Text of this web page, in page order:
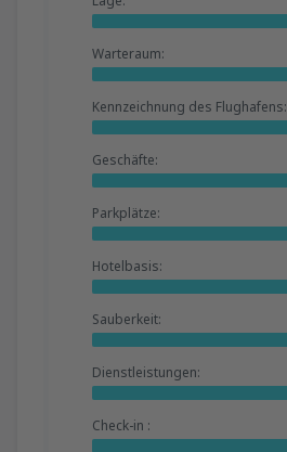
Warteraum:
Kennzeichnung des Flughafens:
Geschäfte:
Parkplätze:
Hotelbasis:
Sauberkeit:
Dienstleistungen:
Check-in :